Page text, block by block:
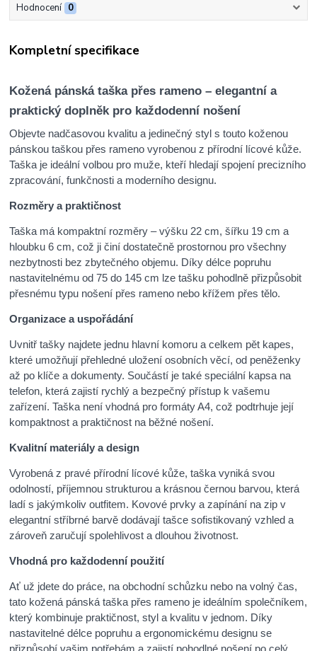
Hodnocení 0
Kompletní specifikace
Kožená pánská taška přes rameno – elegantní a
praktický doplněk pro každodenní nošení
Objevte nadčasovou kvalitu a jedinečný styl s touto koženou
pánskou taškou přes rameno vyrobenou z přírodní lícové kůže.
Taška je ideální volbou pro muže, kteří hledají spojení precizního
zpracování, funkčnosti a moderního designu.
Rozměry a praktičnost
Taška má kompaktní rozměry – výšku 22 cm, šířku 19 cm a
hloubku 6 cm, což ji činí dostatečně prostornou pro všechny
nezbytnosti bez zbytečného objemu. Díky délce popruhu
nastavitelnému od 75 do 145 cm lze tašku pohodlně přizpůsobit
přesnému typu nošení přes rameno nebo křížem přes tělo.
Organizace a uspořádání
Uvnitř tašky najdete jednu hlavní komoru a celkem pět kapes,
které umožňují přehledné uložení osobních věcí, od peněženky
až po klíče a dokumenty. Součástí je také speciální kapsa na
telefon, která zajistí rychlý a bezpečný přístup k vašemu
zařízení. Taška není vhodná pro formáty A4, což podtrhuje její
kompaktnost a praktičnost na běžné nošení.
Kvalitní materiály a design
Vyrobená z pravé přírodní lícové kůže, taška vyniká svou
odolností, příjemnou strukturou a krásnou černou barvou, která
ladí s jakýmkoliv outfitem. Kovové prvky a zapínání na zip v
elegantní stříbrné barvě dodávají tašce sofistikovaný vzhled a
zároveň zaručují spolehlivost a dlouhou životnost.
Vhodná pro každodenní použití
Ať už jdete do práce, na obchodní schůzku nebo na volný čas,
tato kožená pánská taška přes rameno je ideálním společníkem,
který kombinuje praktičnost, styl a kvalitu v jednom. Díky
nastavitelné délce popruhu a ergonomickému designu se